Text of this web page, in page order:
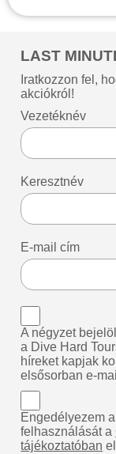
LAST
Iratkozzon fel,
akciókról!
Vezetéknév
Keresztnév
E-mail cím
A négyzet
a Dive Hard
híreket kapjak
elsősorban e-
Engedélyezem
felhasználását a
tájékoztatóban